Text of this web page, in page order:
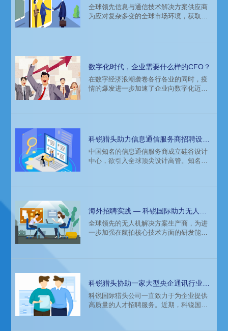
人才，科锐猎头来帮忙
全球领先信息与通信技术解决方案供应商
为应对复杂多变的全球市场环境，获取战
数字化时代，企业需要什么样的CFO？
在数字经济浪潮袭卷各行各业的同时，疫
情的爆发进一步加速了企业向数字化迈进
科锐猎头助力信息通信服务商招聘设计
高管
中国知名的信息通信服务商成立硅谷设计
中心，欲引入全球顶尖设计高管。知名猎
海外招聘实践 — 科锐国际助力无人机
生产商打造高清航拍世界
全球领先的无人机解决方案生产商，为进
一步加强在航拍核心技术方面的研发能
科锐猎头协助一家大型央企通讯行业引
进了两位顶尖专家
科锐国际猎头公司一直致力于为企业提供
高质量的人才招聘服务。近期，科锐国际